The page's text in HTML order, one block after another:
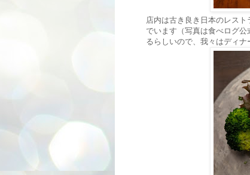
店内は古き良き日本のレス
でいます（写真は食べログ
るらしいので、我々はディナ